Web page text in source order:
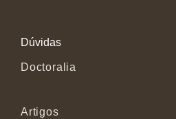
Dúvidas
Doctoralia
Artigos